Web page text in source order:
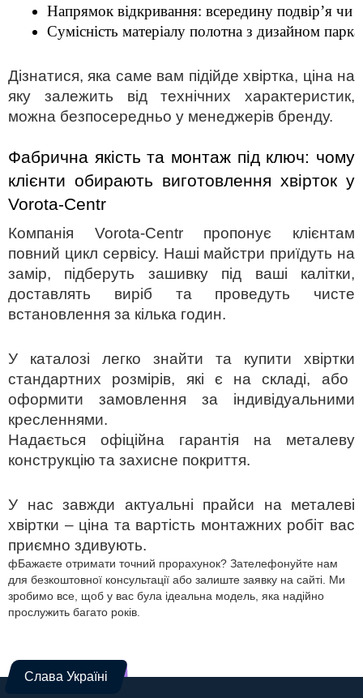
Напрямок відкривання: всередину подвір’я чи
Сумісність матеріалу полотна з дизайном
Дізнатися, яка саме вам підійдехвіртка, ціна на
яку залежить від технічних характеристик,
можна безпосередньо у менеджерів бренду.
Фабрична якість та монтаж під ключ: чому
клієнти обирають виготовлення хвірток у
Vorota-Centr
Компанія Vorota-Centr пропонує клієнтам
повний цикл сервісу. Наші майстри приїдуть на
замір, підберуть зашивку під ваші калітки,
доставлять виріб та проведуть чисте
встановлення за кілька годин.
У каталозі легко знайти та купити хвіртки
стандартних розмірів, які є на складі, або
оформити замовлення за індивідуальними
кресленнями.
Надається офіційна гарантія на металеву
конструкцію та захисне покриття.
У нас завжди актуальні прайси на металеві
хвіртки – ціна та вартість монтажних робіт вас
приємно здивують.
фБажаєте отримати точний прорахунок? Зателефонуйте нам
для безкоштовної консультації або залиште заявку на сайті. Ми
зробимо все, щоб у вас була ідеальна модель, яка надійно
прослужить багато років.
Слава Україні